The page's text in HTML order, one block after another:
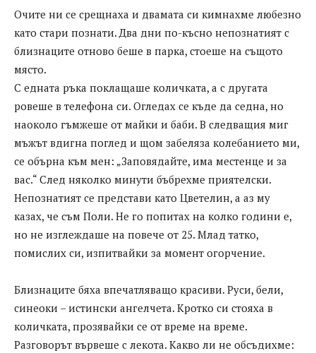
Очите ни се срещнаха и двамата си кимнахме любезно
като стари познати. Два дни по-късно непознатият с
близнаците отново беше в парка, стоеше на същото
място.
С едната ръка поклащаше количката, а с другата
ровеше в телефона си. Огледах се къде да седна, но
наоколо гъмжеше от майки и баби. В следващия миг
мъжът вдигна поглед и щом забеляза колебанието ми,
се обърна към мен: „Заповядайте, има местенце и за
вас.“ След няколко минути бъбрехме приятелски.
Непознатият се представи като Цветелин, а аз му
казах, че съм Поли. Не го попитах на колко години е,
но не изглеждаше на повече от 25. Млад татко,
помислих си, изпитвайки за момент огорчение.
Близнаците бяха впечатляващо красиви. Руси, бели,
синеоки – истински ангелчета. Кротко си стояха в
количката, прозявайки се от време на време.
Разговорът вървеше с лекота. Какво ли не обсъдихме: